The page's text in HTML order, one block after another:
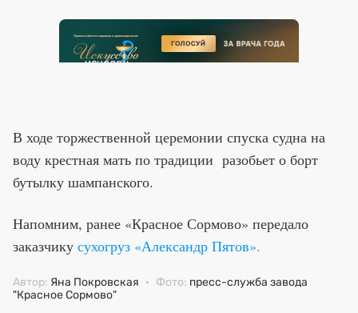
В ходе торжественной церемонии спуска судна на
воду крестная мать по традиции разобьет о борт
бутылку шампанского.
Напомним, ранее «Красное Сормово» передало
заказчику сухогруз «Александр Пятов».
Автор: Яна Покровская · Фото: пресс-служба завода
"Красное Сормово"